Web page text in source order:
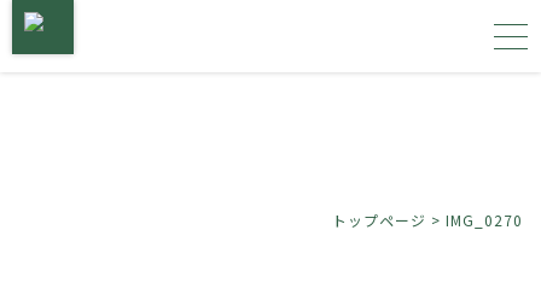
トップページ > IMG_0270